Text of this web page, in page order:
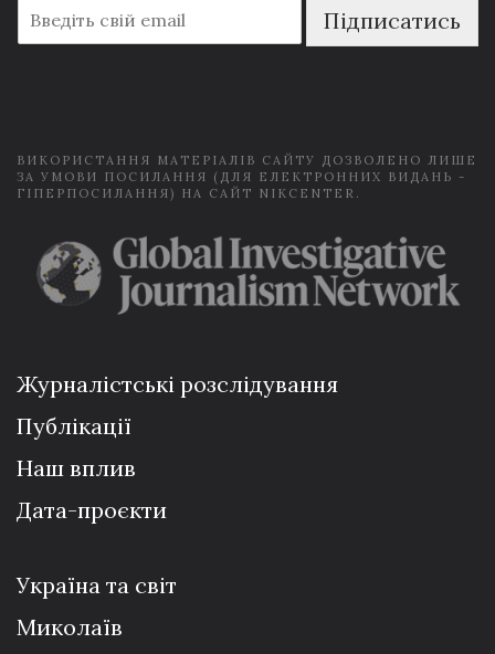
m
a
Підписатись
ВИКОРИСТАННЯ МАТЕРІАЛІВ САЙТУ ДОЗВОЛЕНО ЛИШЕ
ЗА УМОВИ ПОСИЛАННЯ (ДЛЯ ЕЛЕКТРОННИХ ВИДАНЬ -
ГІПЕРПОСИЛАННЯ) НА САЙТ NIKCENTER.
Журналістські розслідування
Публікації
Наш вплив
Дата-проєкти
Україна та світ
Миколаїв